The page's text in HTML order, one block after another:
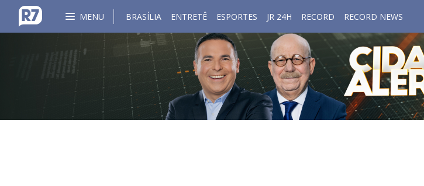
MENU BRASÍLIA ENTRETÊ ESPORTES JR 24H RECORD RECORD NEWS